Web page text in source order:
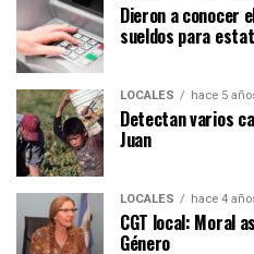
Dieron a conocer
sueldos para
LOCALES hace 5
Detectan varios
Juan
LOCALES hace 4
CGT local: Moral
Género